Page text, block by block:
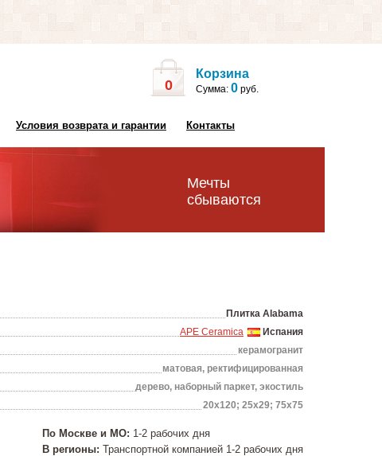
0
Корзина
Сумма: 0 руб.
Условия возврата и гарантии Контакты
Мечты
сбываются
Плитка Alabama
Испания
APE Ceramica
керамогранит
матовая, ректифицированная
дерево, наборный паркет, экостиль
20х120; 25х29; 75х75
По Москве и МО: 1-2 рабочих дня
В регионы: Транспортной компанией 1-2 рабочих дня